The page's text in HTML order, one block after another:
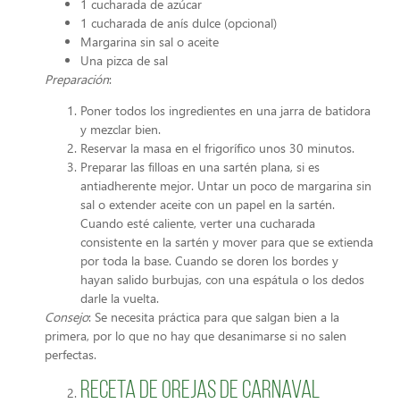
1 cucharada de azúcar
1 cucharada de anís dulce (opcional)
Margarina sin sal o aceite
Una pizca de sal
Preparación:
Poner todos los ingredientes en una jarra de batidora
y mezclar bien.
Reservar la masa en el frigorífico unos 30 minutos.
Preparar las filloas en una sartén plana, si es
antiadherente mejor. Untar un poco de margarina sin
sal o extender aceite con un papel en la sartén.
Cuando esté caliente, verter una cucharada
consistente en la sartén y mover para que se extienda
por toda la base. Cuando se doren los bordes y
hayan salido burbujas, con una espátula o los dedos
darle la vuelta.
Consejo: Se necesita práctica para que salgan bien a la
primera, por lo que no hay que desanimarse si no salen
perfectas.
Receta de orejas de Carnaval